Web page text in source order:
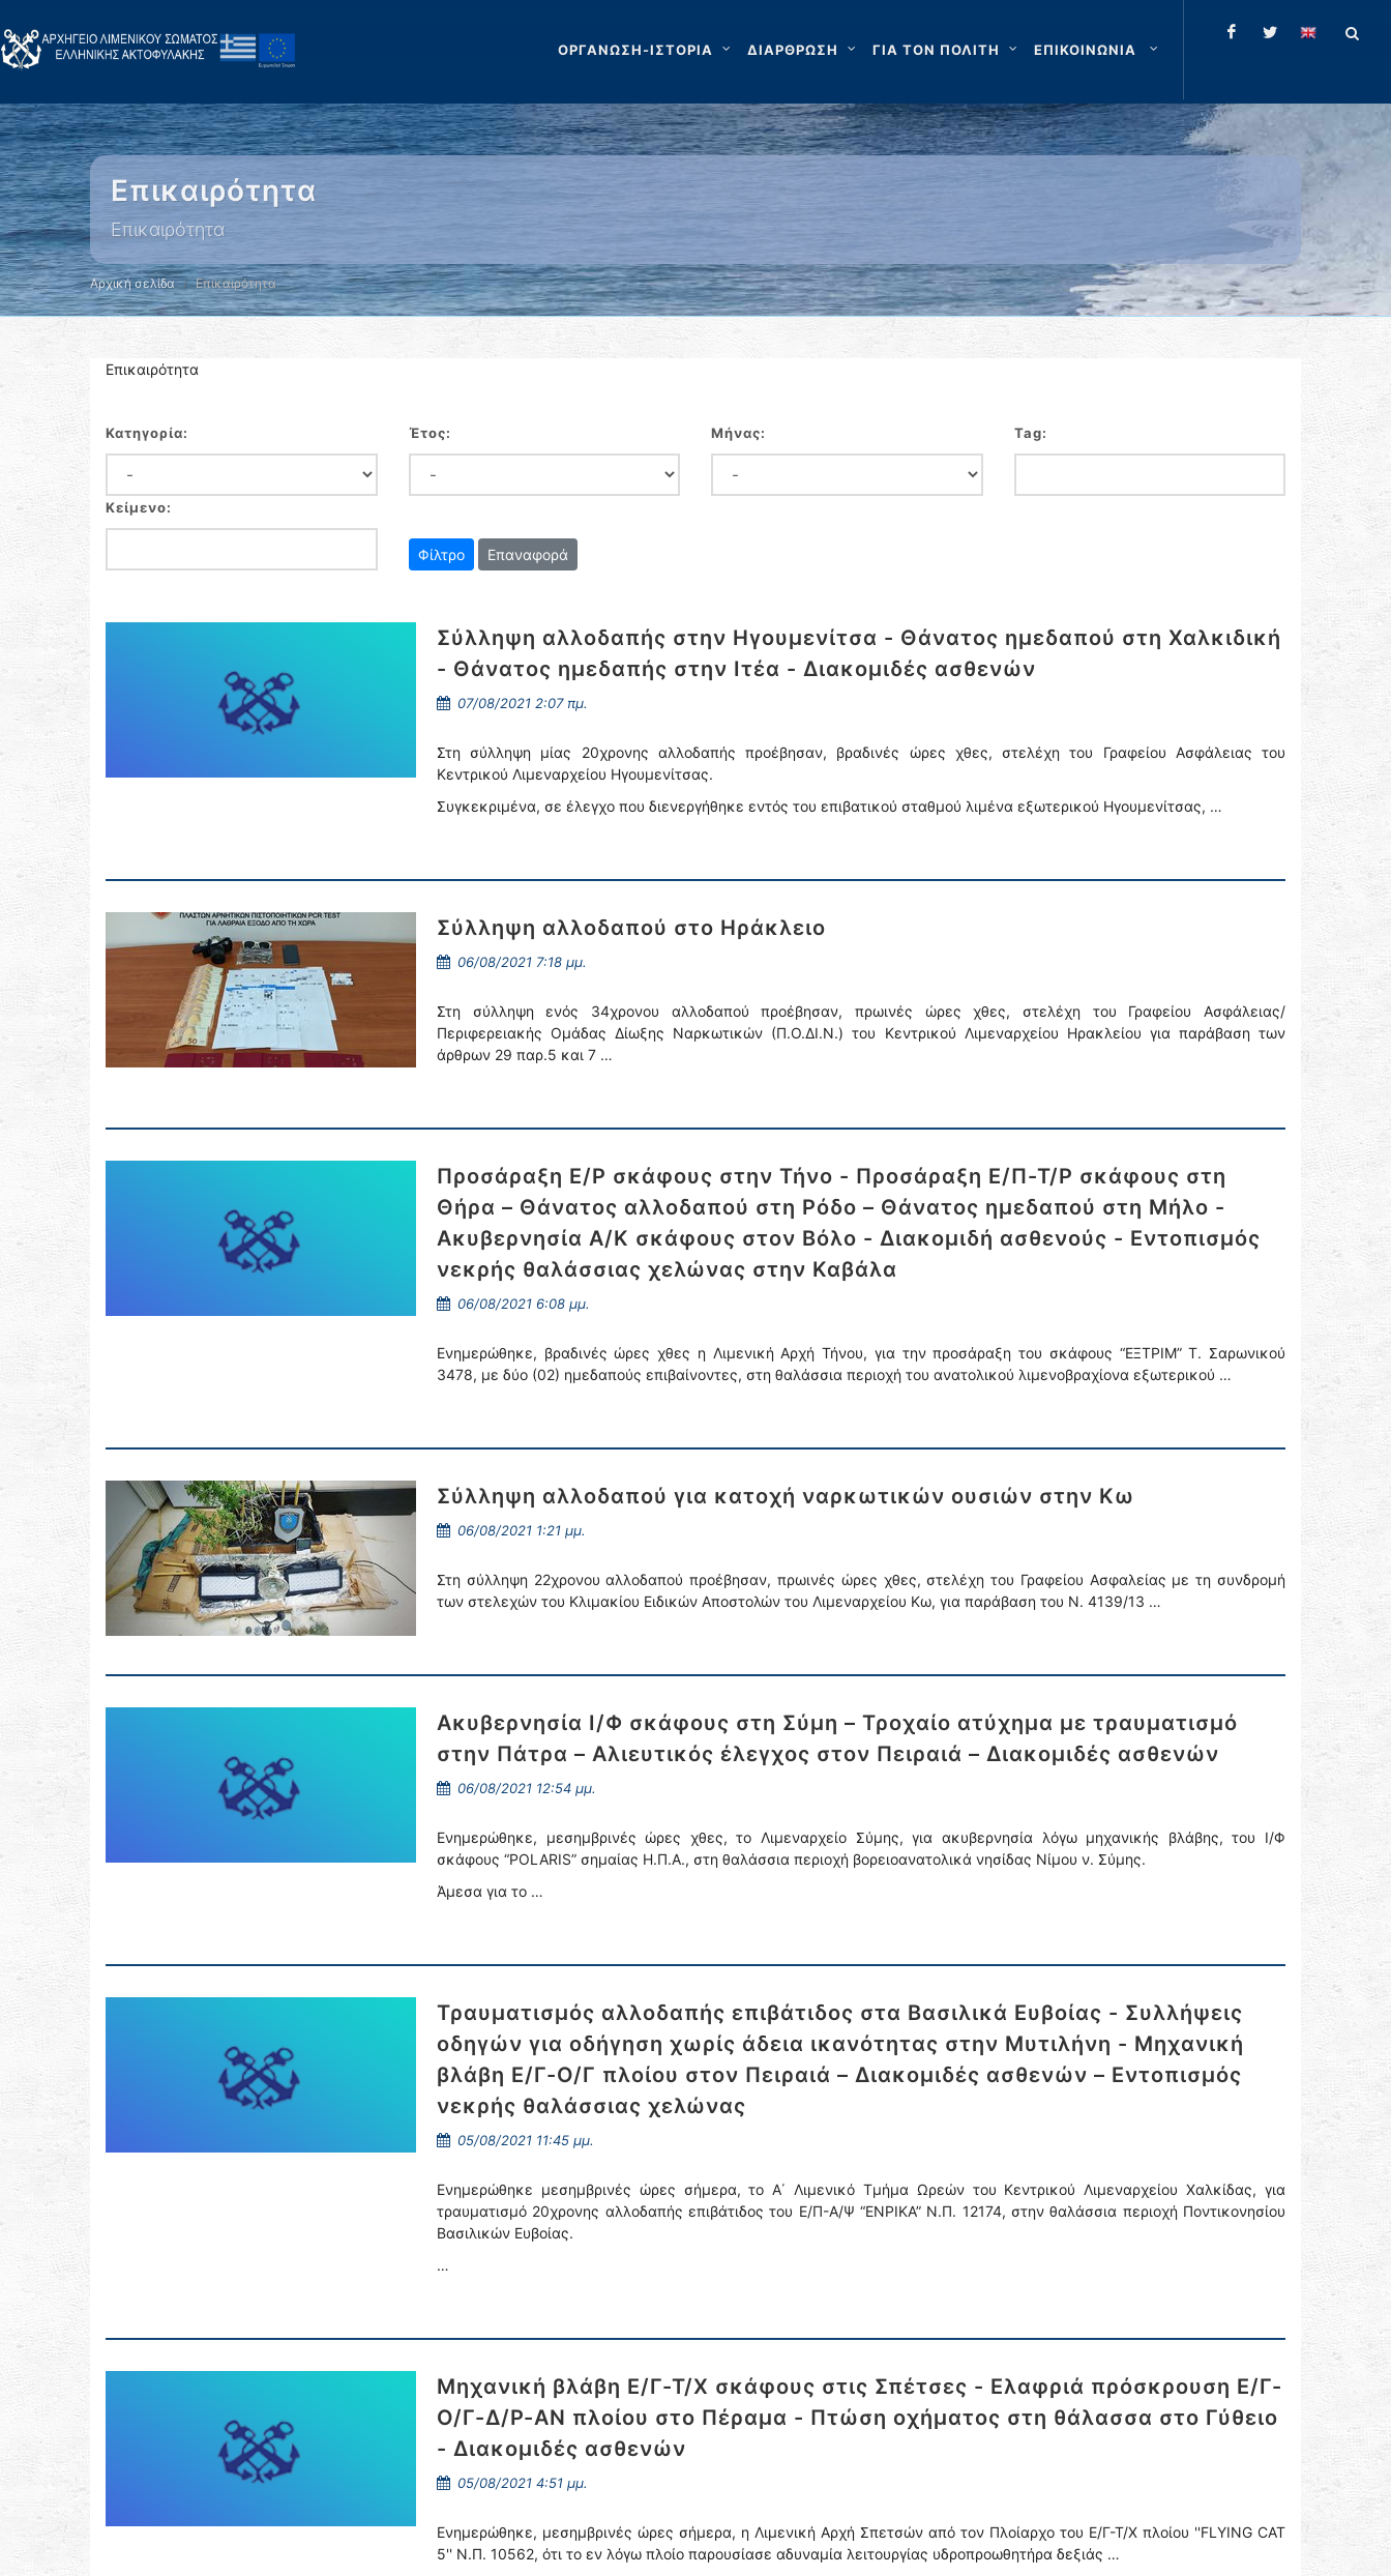
ΟΡΓΑΝΩΣΗ-ΙΣΤΟΡΙΑ ΔΙΑΡΘΡΩΣΗ ΓΙΑ ΤΟΝ ΠΟΛΙΤΗ ΕΠΙΚΟΙΝΩΝΙΑ
Επικαιρότητα
Επικαιρότητα
Αρχική σελίδα Επικαιρότητα
Επικαιρότητα
Κατηγορία: Έτος: Μήνας: Tag:
Κείμενο:
Επαναφορά
Σύλληψη αλλοδαπής στην Ηγουμενίτσα - Θάνατος ημεδαπού στη Χαλκιδική
- Θάνατος ημεδαπής στην Ιτέα - Διακομιδές ασθενών
07/08/2021 2:07 πμ.
Στη σύλληψη μίας 20χρονης αλλοδαπής προέβησαν, βραδινές ώρες χθες, στελέχη του Γραφείου Ασφάλειας του
Κεντρικού Λιμεναρχείου Ηγουμενίτσας.
Συγκεκριμένα, σε έλεγχο που διενεργήθηκε εντός του επιβατικού σταθμού λιμένα εξωτερικού Ηγουμενίτσας, …
Σύλληψη αλλοδαπού στο Ηράκλειο
06/08/2021 7:18 μμ.
Στη σύλληψη ενός 34χρονου αλλοδαπού προέβησαν, πρωινές ώρες χθες, στελέχη του Γραφείου Ασφάλειας/
Περιφερειακής Ομάδας Δίωξης Ναρκωτικών (Π.Ο.ΔΙ.Ν.) του Κεντρικού Λιμεναρχείου Ηρακλείου για παράβαση των
άρθρων 29 παρ.5 και 7 …
Προσάραξη Ε/Ρ σκάφους στην Τήνο - Προσάραξη Ε/Π-Τ/Ρ σκάφους στη
Θήρα – Θάνατος αλλοδαπού στη Ρόδο – Θάνατος ημεδαπού στη Μήλο -
Ακυβερνησία Α/Κ σκάφους στον Βόλο - Διακομιδή ασθενούς - Εντοπισμός
νεκρής θαλάσσιας χελώνας στην Καβάλα
06/08/2021 6:08 μμ.
Ενημερώθηκε, βραδινές ώρες χθες η Λιμενική Αρχή Τήνου, για την προσάραξη του σκάφους “ΕΞΤΡΙΜ” Τ. Σαρωνικού
3478, με δύο (02) ημεδαπούς επιβαίνοντες, στη θαλάσσια περιοχή του ανατολικού λιμενοβραχίονα εξωτερικού …
Σύλληψη αλλοδαπού για κατοχή ναρκωτικών ουσιών στην Κω
06/08/2021 1:21 μμ.
Στη σύλληψη 22χρονου αλλοδαπού προέβησαν, πρωινές ώρες χθες, στελέχη του Γραφείου Ασφαλείας με τη συνδρομή
των στελεχών του Κλιμακίου Ειδικών Αποστολών του Λιμεναρχείου Κω, για παράβαση του Ν. 4139/13 …
Ακυβερνησία Ι/Φ σκάφους στη Σύμη – Τροχαίο ατύχημα με τραυματισμό
στην Πάτρα – Αλιευτικός έλεγχος στον Πειραιά – Διακομιδές ασθενών
06/08/2021 12:54 μμ.
Ενημερώθηκε, μεσημβρινές ώρες χθες, το Λιμεναρχείο Σύμης, για ακυβερνησία λόγω μηχανικής βλάβης, του Ι/Φ
σκάφους “POLARIS” σημαίας Η.Π.Α., στη θαλάσσια περιοχή βορειοανατολικά νησίδας Νίμου ν. Σύμης.
Άμεσα για το …
Τραυματισμός αλλοδαπής επιβάτιδος στα Βασιλικά Ευβοίας - Συλλήψεις
οδηγών για οδήγηση χωρίς άδεια ικανότητας στην Μυτιλήνη - Μηχανική
βλάβη Ε/Γ-Ο/Γ πλοίου στον Πειραιά – Διακομιδές ασθενών – Εντοπισμός
νεκρής θαλάσσιας χελώνας
05/08/2021 11:45 μμ.
Ενημερώθηκε μεσημβρινές ώρες σήμερα, το Α΄ Λιμενικό Τμήμα Ωρεών του Κεντρικού Λιμεναρχείου Χαλκίδας, για
τραυματισμό 20χρονης αλλοδαπής επιβάτιδος του Ε/Π-Α/Ψ “ΕΝΡΙΚΑ” Ν.Π. 12174, στην θαλάσσια περιοχή Ποντικονησίου
Βασιλικών Ευβοίας.
…
Μηχανική βλάβη Ε/Γ-Τ/Χ σκάφους στις Σπέτσες - Ελαφριά πρόσκρουση Ε/Γ-
Ο/Γ-Δ/Ρ-ΑΝ πλοίου στο Πέραμα - Πτώση οχήματος στη θάλασσα στο Γύθειο
- Διακομιδές ασθενών
05/08/2021 4:51 μμ.
Ενημερώθηκε, μεσημβρινές ώρες σήμερα, η Λιμενική Αρχή Σπετσών από τον Πλοίαρχο του Ε/Γ-Τ/Χ πλοίου ''FLYING CAT
5'' Ν.Π. 10562, ότι το εν λόγω πλοίο παρουσίασε αδυναμία λειτουργίας υδροπροωθητήρα δεξιάς …